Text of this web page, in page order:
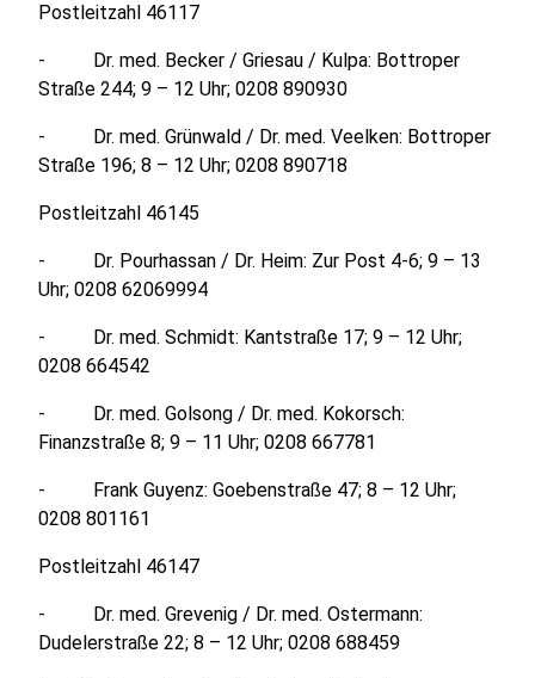
Postleitzahl 46117
- Dr. med. Becker / Griesau / Kulpa: Bottroper
Straße 244; 9 – 12 Uhr; 0208 890930
- Dr. med. Grünwald / Dr. med. Veelken: Bottroper
Straße 196; 8 – 12 Uhr; 0208 890718
Postleitzahl 46145
- Dr. Pourhassan / Dr. Heim: Zur Post 4-6; 9 – 13
Uhr; 0208 62069994
- Dr. med. Schmidt: Kantstraße 17; 9 – 12 Uhr;
0208 664542
- Dr. med. Golsong / Dr. med. Kokorsch:
Finanzstraße 8; 9 – 11 Uhr; 0208 667781
- Frank Guyenz: Goebenstraße 47; 8 – 12 Uhr;
0208 801161
Postleitzahl 46147
- Dr. med. Grevenig / Dr. med. Ostermann:
Dudelerstraße 22; 8 – 12 Uhr; 0208 688459